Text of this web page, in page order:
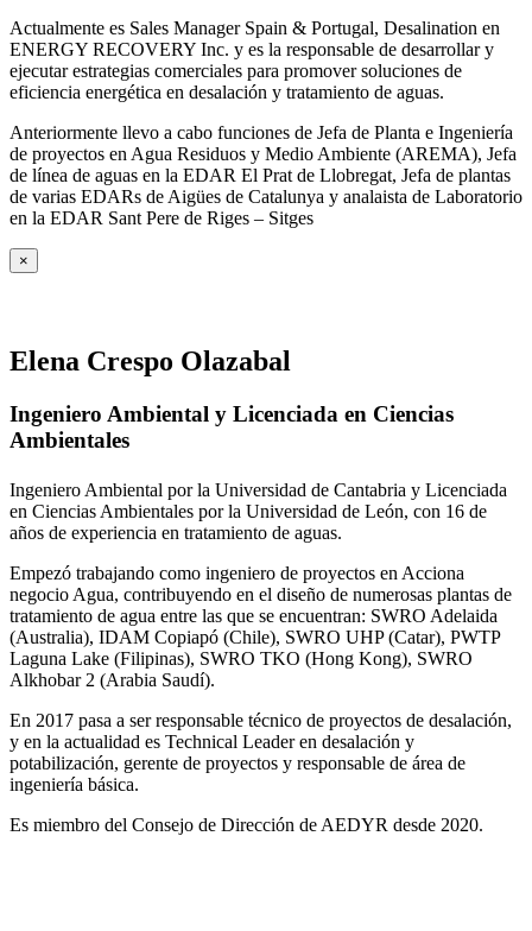
Actualmente es Sales Manager Spain & Portugal, Desalination en
ENERGY RECOVERY Inc. y es la responsable de desarrollar y
ejecutar estrategias comerciales para promover soluciones de
eficiencia energética en desalación y tratamiento de aguas.
Anteriormente llevo a cabo funciones de Jefa de Planta e Ingeniería
de proyectos en Agua Residuos y Medio Ambiente (AREMA), Jefa
de línea de aguas en la EDAR El Prat de Llobregat, Jefa de plantas
de varias EDARs de Aigües de Catalunya y analaista de Laboratorio
en la EDAR Sant Pere de Riges – Sitges
×
Elena Crespo Olazabal
Ingeniero Ambiental y Licenciada en Ciencias
Ambientales
Ingeniero Ambiental por la Universidad de Cantabria y Licenciada
en Ciencias Ambientales por la Universidad de León, con 16 de
años de experiencia en tratamiento de aguas.
Empezó trabajando como ingeniero de proyectos en Acciona
negocio Agua, contribuyendo en el diseño de numerosas plantas de
tratamiento de agua entre las que se encuentran: SWRO Adelaida
(Australia), IDAM Copiapó (Chile), SWRO UHP (Catar), PWTP
Laguna Lake (Filipinas), SWRO TKO (Hong Kong), SWRO
Alkhobar 2 (Arabia Saudí).
En 2017 pasa a ser responsable técnico de proyectos de desalación,
y en la actualidad es Technical Leader en desalación y
potabilización, gerente de proyectos y responsable de área de
ingeniería básica.
Es miembro del Consejo de Dirección de AEDYR desde 2020.